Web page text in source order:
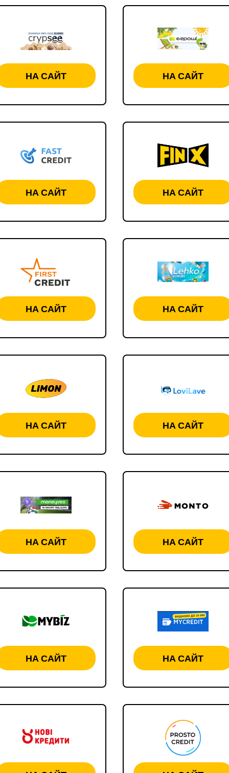
НА САЙТ НА САЙТ
НА САЙТ НА САЙТ
НА САЙТ НА САЙТ
НА САЙТ НА САЙТ
НА САЙТ НА САЙТ
НА САЙТ НА САЙТ